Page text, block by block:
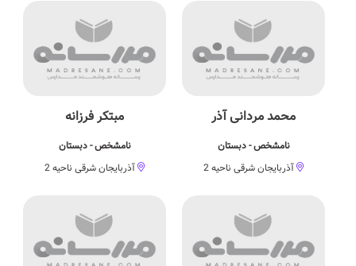
محمد مردانی آذر
نامشخص - دبستان
آذربایجان شرقی ناحیه 2
مبتکر فرزانه
نامشخص - دبستان
آذربایجان شرقی ناحیه 2